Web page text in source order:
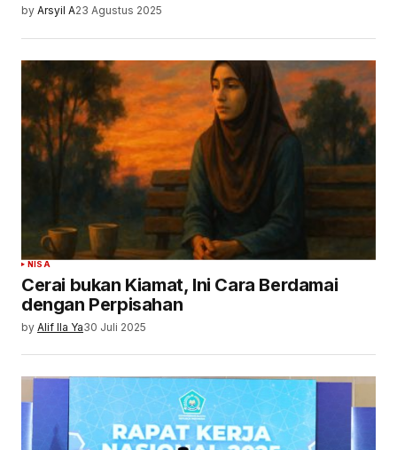
by Arsyil A23 Agustus 2025
NISA
Cerai bukan Kiamat, Ini Cara Berdamai
dengan Perpisahan
by Alif Ila Ya30 Juli 2025